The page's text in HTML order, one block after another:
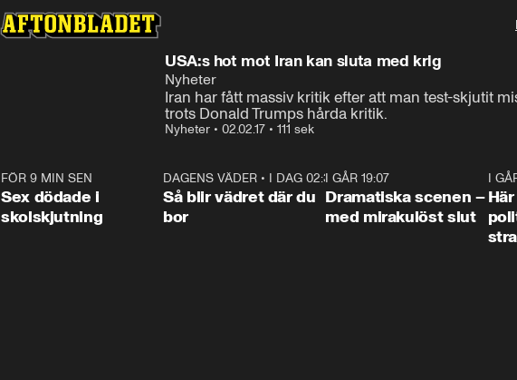
USA:s hot mot Iran kan sluta med krig
Nyheter
Iran har fått massiv kritik efter att man test-skjutit
trots Donald Trumps hårda kritik.
Nyheter • 02.02.17 • 111 sek
FÖR 9 MIN SEN
Sex dödade i
skolskjutning
1:06
DAGENS VÄDER • I DAG 02:30
Så blir vädret där du
bor
I GÅR 19:07
Dramatiska scenen –
med mirakulöst slut
I